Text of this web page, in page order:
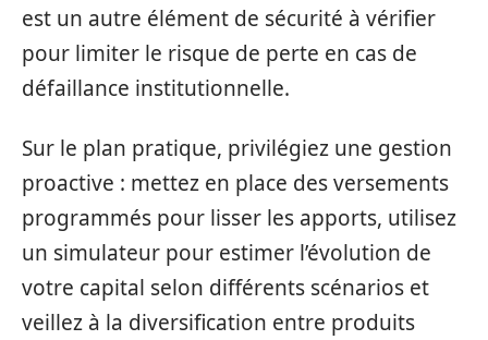
est un autre élément de sécurité à vérifier
pour limiter le risque de perte en cas de
défaillance institutionnelle.
Sur le plan pratique, privilégiez une gestion
proactive : mettez en place des versements
programmés pour lisser les apports, utilisez
un simulateur pour estimer l’évolution de
votre capital selon différents scénarios et
veillez à la diversification entre produits